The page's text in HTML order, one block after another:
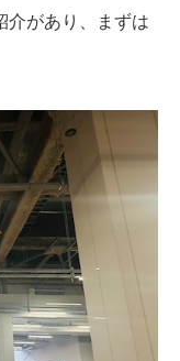
介があり、まずは